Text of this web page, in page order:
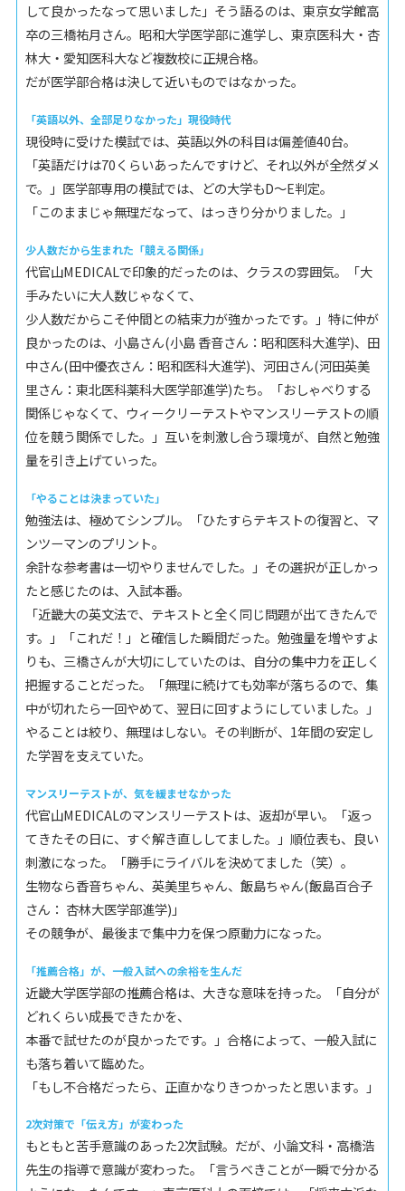
して良かったなって思いました」そう語るのは、東京女学館高
卒の三橋祐月さん。昭和大学医学部に進学し、東京医科大・杏
林大・愛知医科大など複数校に正規合格。
だが医学部合格は決して近いものではなかった。
「英語以外、全部足りなかった」現役時代
現役時に受けた模試では、英語以外の科目は偏差値40台。
「英語だけは70くらいあったんですけど、それ以外が全然ダメ
で。」医学部専用の模試では、どの大学もD〜E判定。
「このままじゃ無理だなって、はっきり分かりました。」
少人数だから生まれた「競える関係」
代官山MEDICALで印象的だったのは、クラスの雰囲気。「大
手みたいに大人数じゃなくて、
少人数だからこそ仲間との結束力が強かったです。」特に仲が
良かったのは、小島さん(小島 香音さん：昭和医科大進学)、田
中さん(田中優衣さん：昭和医科大進学)、河田さん(河田英美
里さん：東北医科薬科大医学部進学)たち。「おしゃべりする
関係じゃなくて、ウィークリーテストやマンスリーテストの順
位を競う関係でした。」互いを刺激し合う環境が、自然と勉強
量を引き上げていった。
「やることは決まっていた」
勉強法は、極めてシンプル。「ひたすらテキストの復習と、マ
ンツーマンのプリント。
余計な参考書は一切やりませんでした。」その選択が正しかっ
たと感じたのは、入試本番。
「近畿大の英文法で、テキストと全く同じ問題が出てきたんで
す。」「これだ！」と確信した瞬間だった。勉強量を増やすよ
りも、三橋さんが大切にしていたのは、自分の集中力を正しく
把握することだった。「無理に続けても効率が落ちるので、集
中が切れたら一回やめて、翌日に回すようにしていました。」
やることは絞り、無理はしない。その判断が、1年間の安定し
た学習を支えていた。
マンスリーテストが、気を緩ませなかった
代官山MEDICALのマンスリーテストは、返却が早い。「返っ
てきたその日に、すぐ解き直ししてました。」順位表も、良い
刺激になった。「勝手にライバルを決めてました（笑）。
生物なら香音ちゃん、英美里ちゃん、飯島ちゃん(飯島百合子
さん： 杏林大医学部進学)」
その競争が、最後まで集中力を保つ原動力になった。
「推薦合格」が、一般入試への余裕を生んだ
近畿大学医学部の推薦合格は、大きな意味を持った。「自分が
どれくらい成長できたかを、
本番で試せたのが良かったです。」合格によって、一般入試に
も落ち着いて臨めた。
「もし不合格だったら、正直かなりきつかったと思います。」
2次対策で「伝え方」が変わった
もともと苦手意識のあった2次試験。だが、小論文科・高橋浩
先生の指導で意識が変わった。「言うべきことが一瞬で分かる